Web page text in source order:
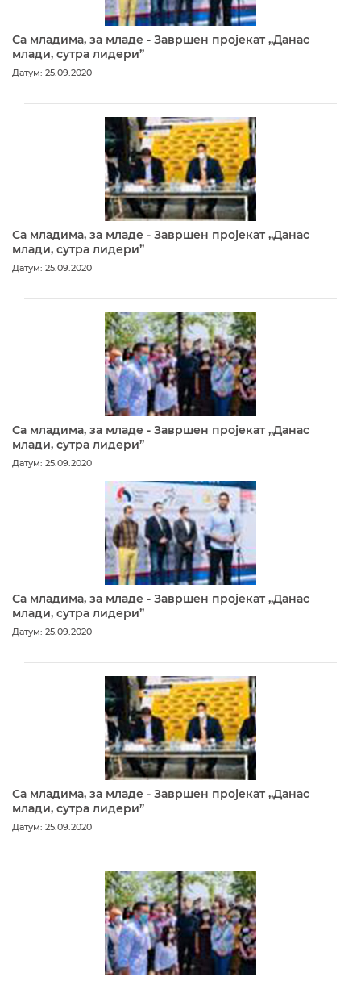
Са младима, за младе - Завршен пројекат „Данас
млади, сутра лидери”
Датум: 25.09.2020
Са младима, за младе - Завршен пројекат „Данас
млади, сутра лидери”
Датум: 25.09.2020
Са младима, за младе - Завршен пројекат „Данас
млади, сутра лидери”
Датум: 25.09.2020
Са младима, за младе - Завршен пројекат „Данас
млади, сутра лидери”
Датум: 25.09.2020
Са младима, за младе - Завршен пројекат „Данас
млади, сутра лидери”
Датум: 25.09.2020